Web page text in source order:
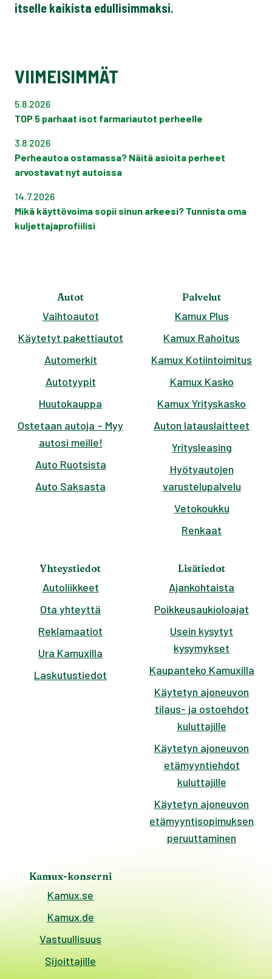
itselle kaikista edullisimmaksi.
VIIMEISIMMÄT
5.8.2026
TOP 5 parhaat isot farmariautot perheelle
3.8.2026
Perheautoa ostamassa? Näitä asioita perheet
arvostavat nyt autoissa
14.7.2026
Mikä käyttövoima sopii sinun arkeesi? Tunnista oma
kuljettajaprofiilisi
Autot
Vaihtoautot
Käytetyt pakettiautot
Automerkit
Autotyypit
Huutokauppa
Ostetaan autoja – Myy
autosi meille!
Auto Ruotsista
Auto Saksasta
Palvelut
Kamux Plus
Kamux Rahoitus
Kamux Kotiintoimitus
Kamux Kasko
Kamux Yrityskasko
Auton latauslaitteet
Yritysleasing
Hyötyautojen
varustelupalvelu
Vetokoukku
Renkaat
Yhteystiedot
Autoliikkeet
Ota yhteyttä
Reklamaatiot
Ura Kamuxilla
Laskutustiedot
Lisätiedot
Ajankohtaista
Poikkeusaukioloajat
Usein kysytyt
kysymykset
Kaupanteko Kamuxilla
Käytetyn ajoneuvon
tilaus- ja ostoehdot
kuluttajille
Käytetyn ajoneuvon
etämyyntiehdot
kuluttajille
Käytetyn ajoneuvon
etämyyntisopimuksen
peruuttaminen
Kamux-konserni
Kamux.se
Kamux.de
Vastuullisuus
Sijoittajille